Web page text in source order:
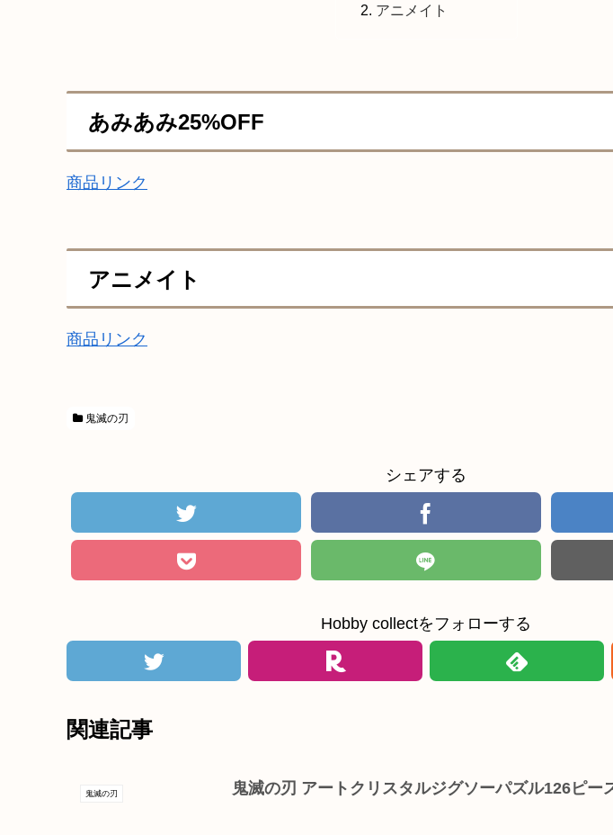
アニメイト
あみあみ25%OFF
商品リンク
アニメイト
商品リンク
鬼滅の刃
シェアする
Hobby collectをフォローする
関連記事
鬼滅の刃 鬼滅の刃 アートクリスタルジグソーパズル126ピー